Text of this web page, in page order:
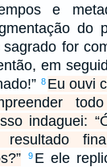
e
do
for
em
8 Eu ouvi
indaguei:
9 E ele